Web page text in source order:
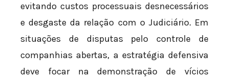
evitando custos processuais desnecessários
e desgaste da relação com o Judiciário. Em
situações de disputas pelo controle de
companhias abertas, a estratégia defensiva
deve focar na demonstração de vícios